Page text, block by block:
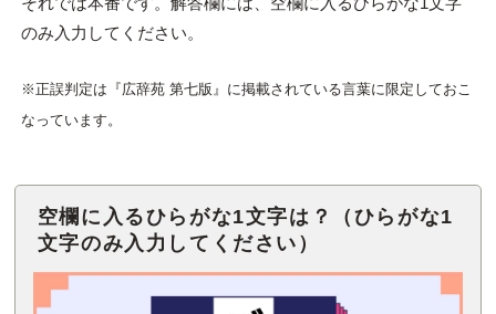
のみ入力してください。
※正誤判定は『広辞苑 第七版』に掲載されている言葉に限定しておこ
なっています。
空欄に入るひらがな1文字は？（ひらがな1
文字のみ入力してください）